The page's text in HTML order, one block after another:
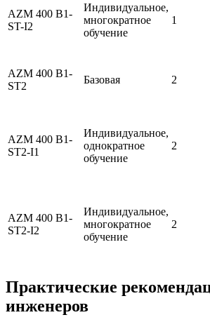
AZM 400 B1-
ST-I2
Индивидуальное,
многократное
обучение
1
AZM 400 B1-
ST2
Базовая 2
AZM 400 B1-
ST2-I1
Индивидуальное,
однократное
обучение
2
AZM 400 B1-
ST2-I2
Индивидуальное,
многократное
обучение
2
Практические
инженеров